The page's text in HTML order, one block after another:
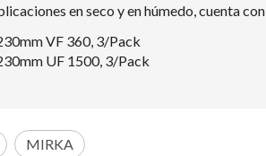
en seco y en húmedo, cuenta
VF 360, 3/Pack
UF 1500, 3/Pack
MIRKA